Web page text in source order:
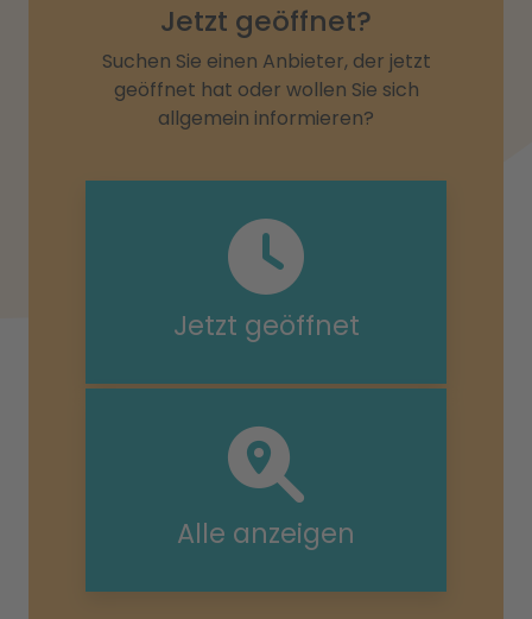
Jetzt geöffnet?
Suchen Sie einen Anbieter, der jetzt
geöffnet hat oder wollen Sie sich
allgemein informieren?
Jetzt geöffnet
Alle anzeigen